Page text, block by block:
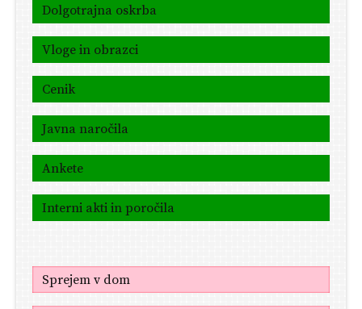
Dolgotrajna oskrba
Vloge in obrazci
Cenik
Javna naročila
Ankete
Interni akti in poročila
Sprejem v dom